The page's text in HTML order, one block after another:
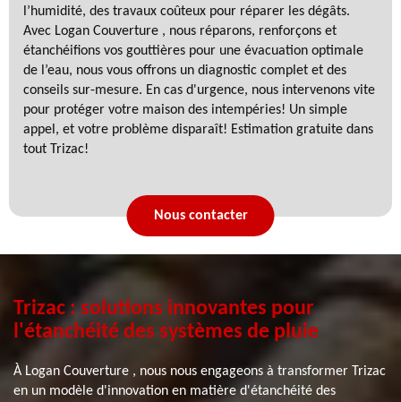
l’humidité, des travaux coûteux pour réparer les dégâts.
Avec Logan Couverture , nous réparons, renforçons et
étanchéifions vos gouttières pour une évacuation optimale
de l’eau, nous vous offrons un diagnostic complet et des
conseils sur-mesure. En cas d'urgence, nous intervenons vite
pour protéger votre maison des intempéries! Un simple
appel, et votre problème disparaît! Estimation gratuite dans
tout Trizac!
Nous contacter
Trizac : solutions innovantes pour
l'étanchéité des systèmes de pluie
À Logan Couverture , nous nous engageons à transformer Trizac
en un modèle d'innovation en matière d'étanchéité des